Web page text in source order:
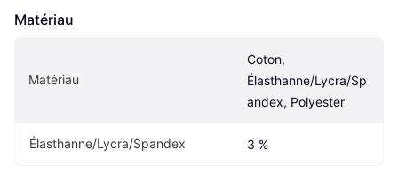
Matériau
Matériau
Coton,
Élasthanne/Lycra/Sp
andex, Polyester
Élasthanne/Lycra/Spandex 3 %